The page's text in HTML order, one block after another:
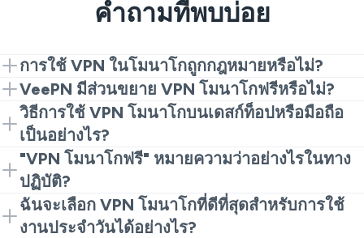
คำถามที่พบบ่อย
การใช้ VPN ในโมนาโกถูกกฎหมายหรือไม่?
ในหลายกรณี การใช้ VPN เพื่อความเป็นส่วนตัวและ
ความปลอดภัยนั้นตกลงได้ เพียงแค่ใช้มันอย่างมีความรับ
ผิดชอบ เคารพกฎหมายท้องถิ่น และหลีกเลี่ยงการกระทำ
ที่ผิดกฎหมาย
VeePN มีส่วนขยาย VPN โมนาโกฟรีหรือไม่?
มี คุณสามารถเริ่มต้นด้วยส่วนขยาย Chrome เป็นตัวเลือก
VPN โมนาโกฟรีสำหรับการท่องเว็บเบาๆ หากคุณ
ต้องการความเร็วและฟังก์ชันเพิ่มเติมในภายหลัง คุณ
สามารถอัพเกรดเป็นแอปเต็มรูปแบบได้
วิธีการใช้ VPN โมนาโกบนเดสก์ท็อปหรือมือถือ
เป็นอย่างไร?
ติดตั้ง VeePN บนอุปกรณ์ของคุณหรือใช้ส่วนขยาย
เบราว์เซอร์ เลือกตำแหน่งเซิร์ฟเวอร์และเชื่อมต่อ เมื่อมัน
เปิดอยู่ การจราจรของคุณจะผ่าน VPN แทนที่จะเป็นการ
เชื่อมต่อปกติของคุณ
"VPN โมนาโกฟรี" หมายความว่าอย่างไรในทาง
ปฏิบัติ?
มันมักจะหมายความว่าคุณสามารถทดลองใช้บริการโดย
ไม่ต้องจ่ายเงิน มักจะผ่านส่วนขยายเบราว์เซอร์ที่มีฟังก์ชัน
ฉันจะเลือก VPN โมนาโกที่ดีที่สุดสำหรับการใช้
งานประจำวันได้อย่างไร?